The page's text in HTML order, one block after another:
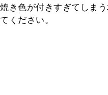
焼き色が付きすぎてしま
てください。